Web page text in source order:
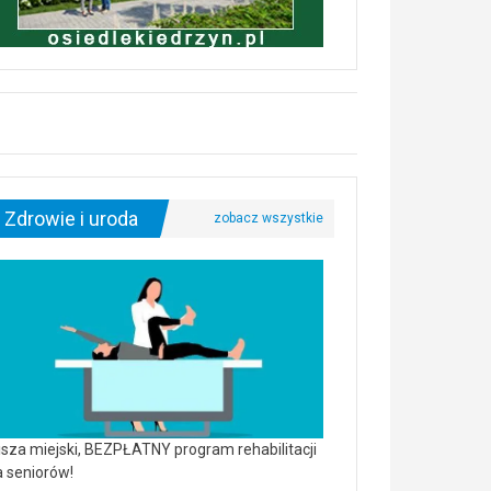
Zdrowie i uroda
miejski, BEZPŁATNY program rehabilitacji
seniorów!